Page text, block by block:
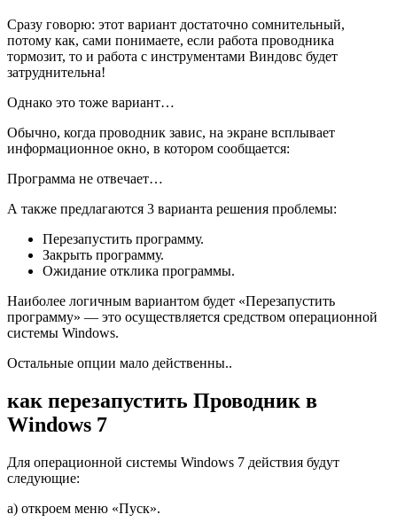
Сразу говорю: этот вариант достаточно сомнительный,
потому как, сами понимаете, если работа проводника
тормозит, то и работа с инструментами Виндовс будет
затруднительна!
Однако это тоже вариант…
Обычно, когда проводник завис, на экране всплывает
информационное окно, в котором сообщается:
Программа не отвечает…
А также предлагаются 3 варианта решения проблемы:
Перезапустить программу.
Закрыть программу.
Ожидание отклика программы.
Наиболее логичным вариантом будет «Перезапустить
программу» — это осуществляется средством операционной
системы Windows.
Остальные опции мало действенны..
как перезапустить Проводник в
Windows 7
Для операционной системы Windows 7 действия будут
следующие:
а) откроем меню «Пуск».